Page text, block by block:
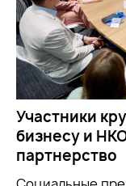
Участники
бизнесу и
партнерство